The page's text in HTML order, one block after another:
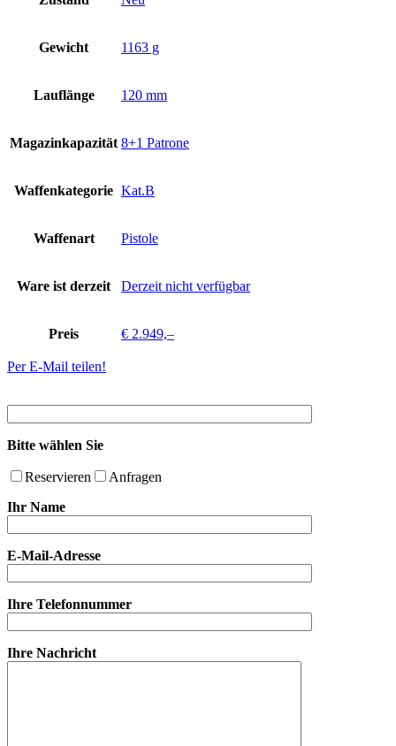
Gewicht 1163 g
Lauflänge 120 mm
Magazinkapazität 8+1 Patrone
Waffenkategorie Kat.B
Waffenart Pistole
Ware ist derzeit Derzeit nicht verfügbar
Preis € 2.949,–
Per E-Mail teilen!
Bitte wählen Sie
Reservieren
Anfragen
Ihr Name
E-Mail-Adresse
Ihre Telefonnummer
Ihre Nachricht